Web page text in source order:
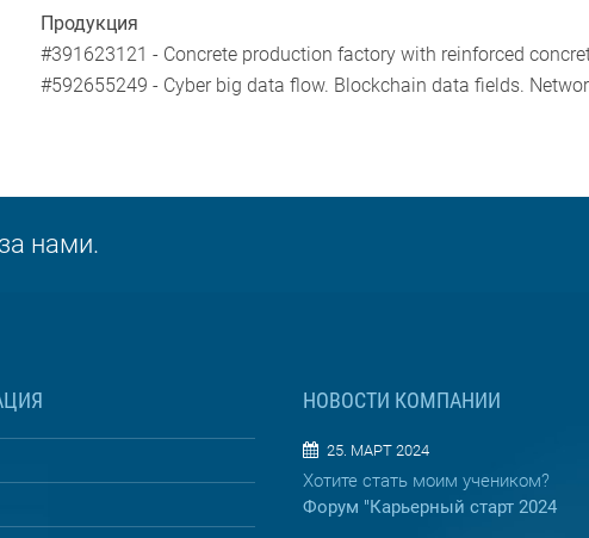
Продукция
#391623121 - Concrete production factory with reinforced
#592655249 - Cyber big data flow. Blockchain data fields.
нами.
НОВОСТИ КОМПАНИИ
25. МАРТ 2024
Хотите стать моим учеником?
Форум "Карьерный старт 2024